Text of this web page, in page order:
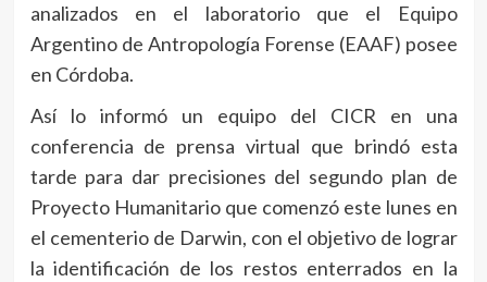
analizados en el laboratorio que el Equipo
Argentino de Antropología Forense (EAAF) posee
en Córdoba.
Así lo informó un equipo del CICR en una
conferencia de prensa virtual que brindó esta
tarde para dar precisiones del segundo plan de
Proyecto Humanitario que comenzó este lunes en
el cementerio de Darwin, con el objetivo de lograr
la identificación de los restos enterrados en la